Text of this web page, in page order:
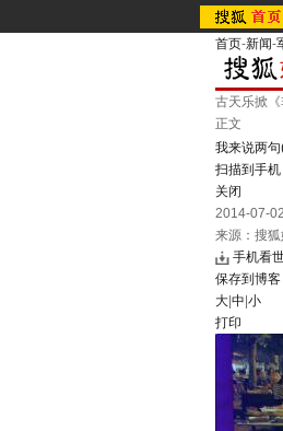
首页-新闻-
古天乐掀
正文
我来说两句
扫描到手机
关闭
2014-07-
来源： 搜
手机看
保存到博客
大 中 小
打印